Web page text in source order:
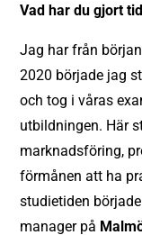
Vad har du gjort
Jag har från
2020 började jag
och tog i våras
utbildningen. Här
marknadsföring,
förmånen att ha
studietiden
manager på